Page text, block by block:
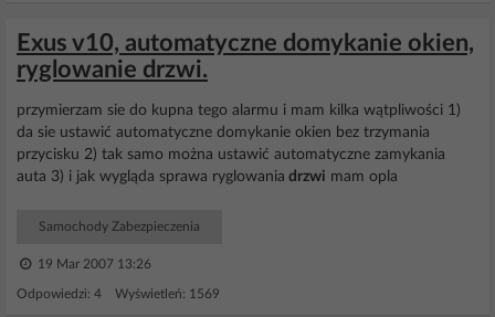
Exus v10, automatyczne domykanie okien,
ryglowanie drzwi.
przymierzam sie do kupna tego alarmu i mam kilka wątpliwości 1)
da sie ustawić automatyczne domykanie okien bez trzymania
przycisku 2) tak samo można ustawić automatyczne zamykania
auta 3) i jak wygląda sprawa ryglowania drzwi mam opla
Samochody Zabezpieczenia
19 Mar 2007 13:26
Odpowiedzi: 4 Wyświetleń: 1569